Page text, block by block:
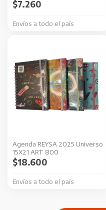
Envíos a todo el país
$7.260
Agenda REYSA 2025 Universo
15X21 ART 800
Envíos a todo el país
$18.600
producto
tiene
múltiples
variantes.
Las
pueden
elegir
la